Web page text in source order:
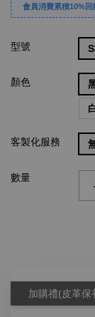
會員消費累積10%
型號
顏色
客製化服務
數量
加購禮(皮革保